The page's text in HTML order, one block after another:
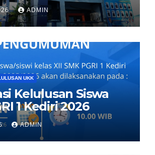
ADMIN
UKK
Kelulusan Siswa
1 Kediri 2026
ADMIN